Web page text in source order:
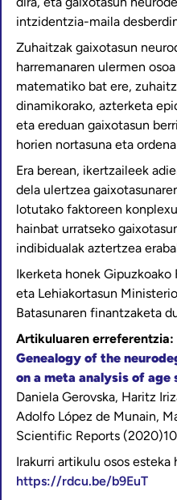
intzidentzia-maila
Zuhaitzak gaixotasun
harremanaren ulermen
matematiko bat ere,
dinamikorako, azterketa
eta ereduan gaixotasun
horien nortasuna eta
Era berean, ikertzaileek
dela ulertzea
lotutako faktoreen
hainbat urratseko
indibidualak aztertzea
Ikerketa honek
eta Lehiakortasun
Batasunaren finantzaketa
Artikuluaren erreferentzia:
Genealogy of the
on a meta analysis of
Daniela Gerovska, Haritz
Adolfo López de Munain,
Scientific Reports
Irakurri artikulu osos esteka
https://rdcu.be/b9EuT